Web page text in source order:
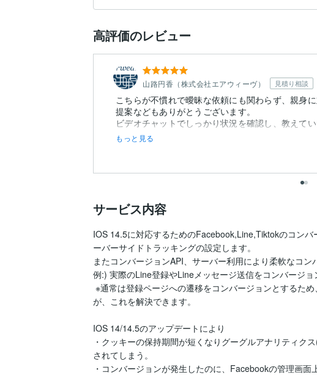
高評価のレビュー
山路円香（株式会社エアウィーヴ） 見積り相談
こちらが不慣れで曖昧な依頼にも関わらず、親身
提案などもありがとうございます。
ビデオチャットでしっかり状況を確認し、教えて
もっと見る
サービス内容
IOS 14.5に対応するためのFacebook,Line,Tiktokのコン
ーバーサイドトラッキングの設定します。
またコンバージョンAPI、サーバー利用により柔軟なコン
例:) 実際のLine登録やLineメッセージ送信をコンバージョ
が、これを解決できます。
IOS 14/14.5のアップデートにより
・クッキーの保持期間が短くなりグーグルアナリティク
されてしまう。
・コンバージョンが発生したのに、Facebookの管理画面